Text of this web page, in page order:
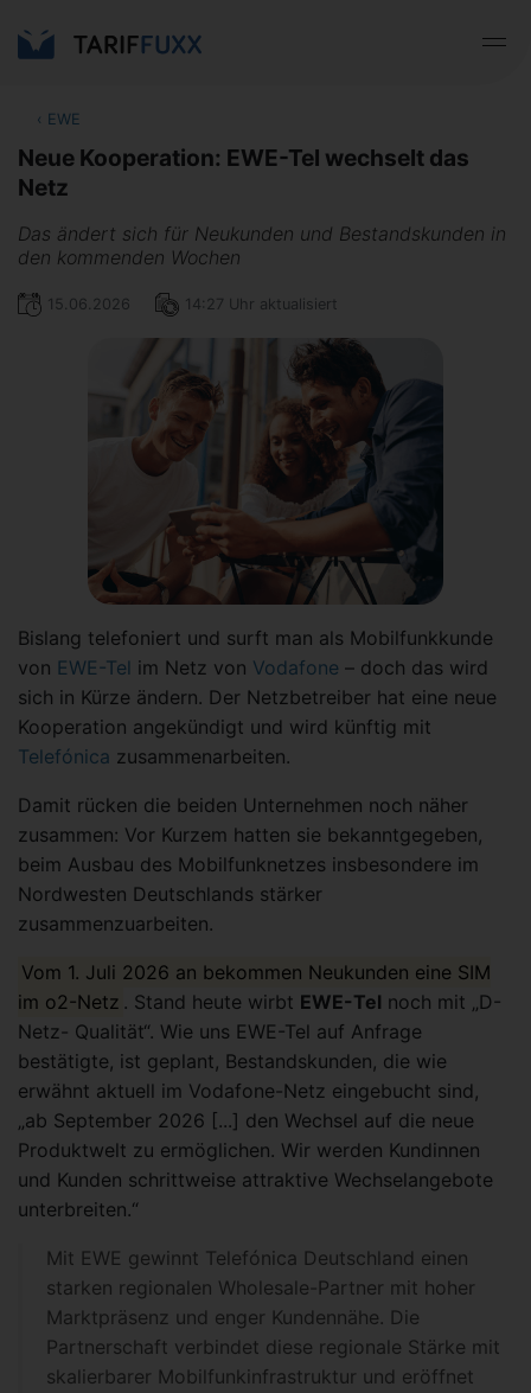
‹ EWE
Neue Kooperation: EWE-Tel wechselt das
Netz
Das ändert sich für Neukunden und Bestandskunden in
den kommenden Wochen
15.06.2026 14:27 Uhr aktualisiert
Bislang telefoniert und surft man als Mobilfunkkunde
von EWE-Tel im Netz von Vodafone – doch das wird
sich in Kürze ändern. Der Netzbetreiber hat eine neue
Kooperation angekündigt und wird künftig mit
Telefónica zusammenarbeiten.
Damit rücken die beiden Unternehmen noch näher
zusammen: Vor Kurzem hatten sie bekanntgegeben,
beim Ausbau des Mobilfunknetzes insbesondere im
Nordwesten Deutschlands stärker
zusammenzuarbeiten.
Vom 1. Juli 2026 an bekommen Neukunden eine SIM
im o2-Netz . Stand heute wirbt EWE-Tel noch mit „D-
Netz- Qualität“. Wie uns EWE-Tel auf Anfrage
bestätigte, ist geplant, Bestandskunden, die wie
erwähnt aktuell im Vodafone-Netz eingebucht sind,
„ab September 2026 [...] den Wechsel auf die neue
Produktwelt zu ermöglichen. Wir werden Kundinnen
und Kunden schrittweise attraktive Wechselangebote
unterbreiten.“
Mit EWE gewinnt Telefónica Deutschland einen
starken regionalen Wholesale-Partner mit hoher
Marktpräsenz und enger Kundennähe. Die
Partnerschaft verbindet diese regionale Stärke mit
skalierbarer Mobilfunkinfrastruktur und eröffnet